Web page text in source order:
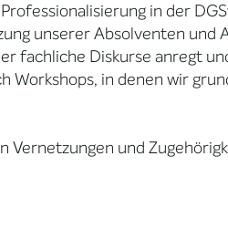
in der
unserer Absolventen und
fachliche Diskurse anregt
in denen wir
und